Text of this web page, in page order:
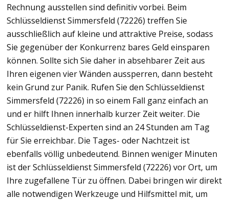
Rechnung ausstellen sind definitiv vorbei. Beim
Schlüsseldienst Simmersfeld (72226) treffen Sie
ausschließlich auf kleine und attraktive Preise, sodass
Sie gegenüber der Konkurrenz bares Geld einsparen
können. Sollte sich Sie daher in absehbarer Zeit aus
Ihren eigenen vier Wänden aussperren, dann besteht
kein Grund zur Panik. Rufen Sie den Schlüsseldienst
Simmersfeld (72226) in so einem Fall ganz einfach an
und er hilft Ihnen innerhalb kurzer Zeit weiter. Die
Schlüsseldienst-Experten sind an 24 Stunden am Tag
für Sie erreichbar. Die Tages- oder Nachtzeit ist
ebenfalls völlig unbedeutend. Binnen weniger Minuten
ist der Schlüsseldienst Simmersfeld (72226) vor Ort, um
Ihre zugefallene Tür zu öffnen. Dabei bringen wir direkt
alle notwendigen Werkzeuge und Hilfsmittel mit, um